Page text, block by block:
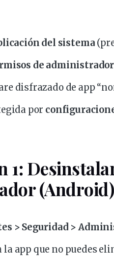
del sistema
de administrador
disfrazado de app
por
1:
(Android)
> Seguridad >
la app que no puedes